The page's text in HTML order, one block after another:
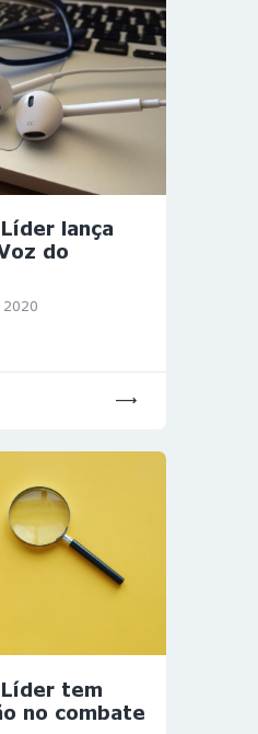
lança
do
tem
no combate